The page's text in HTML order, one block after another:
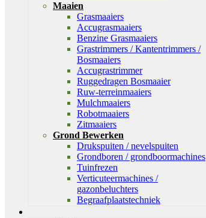
Maaien
Grasmaaiers
Accugrasmaaiers
Benzine Grasmaaiers
Grastrimmers / Kantentrimmers /
Bosmaaiers
Accugrastrimmer
Ruggedragen Bosmaaier
Ruw-terreinmaaiers
Mulchmaaiers
Robotmaaiers
Zitmaaiers
Grond Bewerken
Drukspuiten / nevelspuiten
Grondboren / grondboormachines
Tuinfrezen
Verticuteermachines /
gazonbeluchters
Begraafplaatstechniek